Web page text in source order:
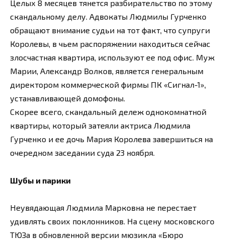
Целых 8 месяцев тянется разбирательство по этому
скандальному делу. Адвокаты Людмилы Гурченко
обращают внимание судьи на тот факт, что супруги
Королевы, в чьем распоряжении находиться сейчас
злосчастная квартира, используют ее под офис. Муж
Марии, Александр Волков, является генеральным
директором коммерческой фирмы ПК «Сигнал-1»,
устанавливающей домофоны.
Скорее всего, скандальный дележ однокомнатной
квартиры, который затеяли актриса Людмила
Гурченко и ее дочь Мария Королева завершиться на
очередном заседании суда 23 ноября.
Шубы и парики
Неувядающая Людмила Марковна не перестает
удивлять своих поклонников. На сцену московского
ТЮЗа в обновленной версии мюзикла «Бюро